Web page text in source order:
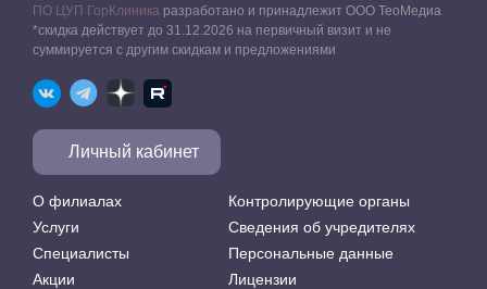
ПО ЦУП ГорКлиника разработано и принадлежит ООО ТеоМедиа
*скидка действует до 31.12.2026 на первичный визит и не
суммируется с другим скидкам и предложениями
О филиалах
Услуги
Специалисты
Акции
Контролирующие органы
Сведения об учредителях
Персональные данные
Лицензии
Личный кабинет